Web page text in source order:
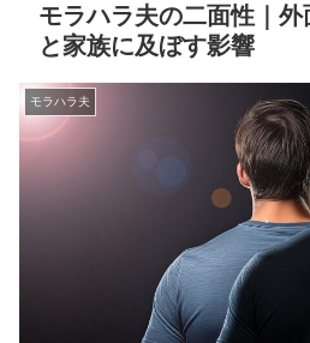
モラハラ夫の二面性｜
と家族に及ぼす影響
モラハラ夫